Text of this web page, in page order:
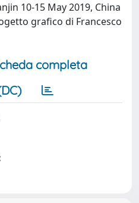
10-15 May 2019, China
grafico di Francesco
completa